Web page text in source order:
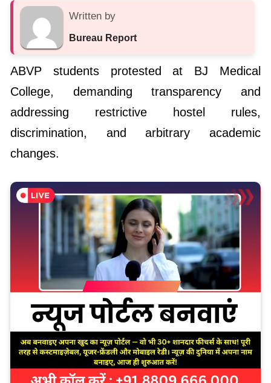
Written by
Bureau Report
ABVP students protested at BJ Medical
College, demanding transparency and
addressing restrictive hostel rules,
discrimination, and arbitrary academic
changes.